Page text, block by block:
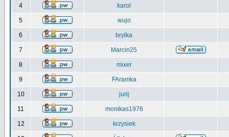
4 karol
5 wujo
6 brylka
7 Marcin25
8 mixer
9 FAramka
10 jurij
11 monikas1976
12 krzysiek